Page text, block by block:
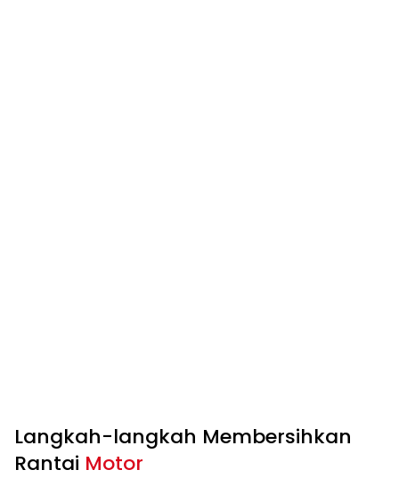
Langkah-langkah Membersihkan
Rantai Motor